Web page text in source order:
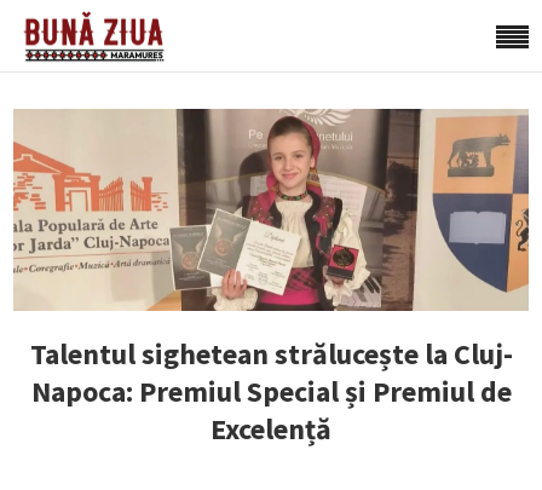
Talentul sighetean strălucește la Cluj-
Napoca: Premiul Special și Premiul de
Excelență